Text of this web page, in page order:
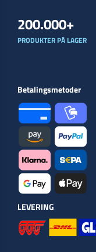
200.000+
PRODUKTER PÅ LAGER
Betalingsmetoder
LEVERING